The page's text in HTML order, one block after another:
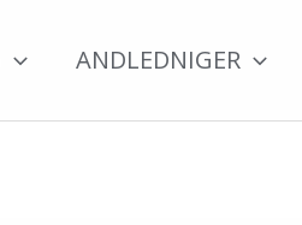
ANDLEDNIGER